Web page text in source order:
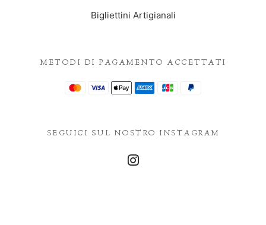
METODI DI PAGAMENTO ACCETTATI
SEGUICI SUL NOSTRO INSTAGRAM
Bigliettini Artigianali